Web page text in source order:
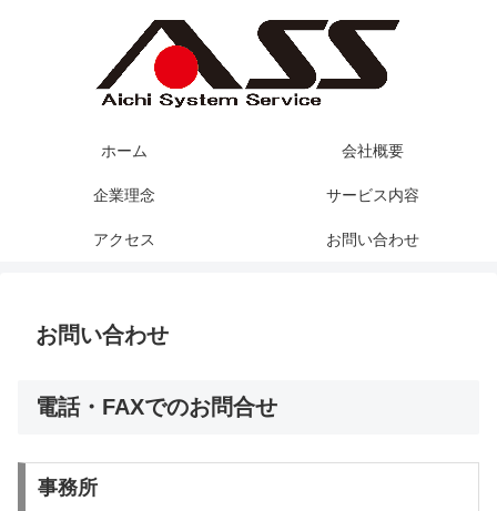
ホーム 会社概要
企業理念 サービス内容
アクセス お問い合わせ
お問い合わせ
電話・FAXでのお問合せ
事務所